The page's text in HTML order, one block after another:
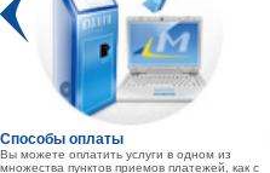
Способы оплаты
Вы можете оплатить услуги в одном из
множества пунктов приемов платежей, как с